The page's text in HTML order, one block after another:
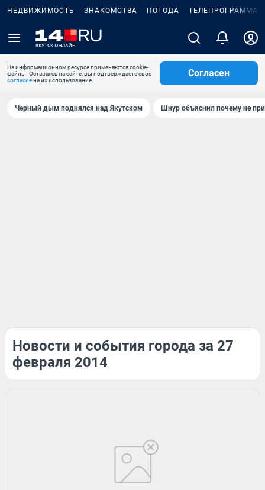
НЕДВИЖИМОСТЬ ЗНАКОМСТВА ПОГОДА ТЕЛЕПРОГРАММА
На информационном ресурсе применяются cookie-
файлы. Оставаясь на сайте, вы подтверждаете свое
согласиена их использование.
Согласен
Черный дым поднялся над Якутском Шнур объяснил почему не
Новости и события города за 27
февраля 2014